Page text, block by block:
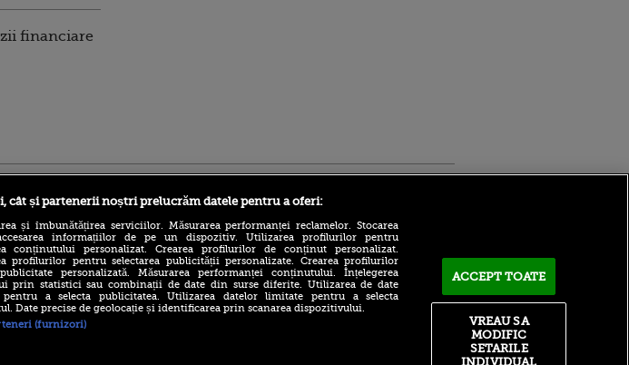
financiare
Lumea
din România
cât și partenerii noștri prelucrăm datele pentru a oferi:
și îmbunătățirea serviciilor. Măsurarea performanței reclamelor. Stocarea
informațiilor de pe un dispozitiv. Utilizarea profilurilor pentru
conținutului personalizat. Crearea profilurilor de conținut personalizat.
profilurilor pentru selectarea publicității personalizate. Crearea profilurilor
personalizată. Măsurarea performanței conținutului. Înțelegerea
prin statistici sau combinații de date din surse diferite. Utilizarea de date
a selecta publicitatea. Utilizarea datelor limitate pentru a selecta
Date precise de geolocație și identificarea prin scanarea dispozitivului.
(furnizori)
ACCEPT TOATE
VREAU SA
MODIFIC
SETARILE
INDIVIDUAL